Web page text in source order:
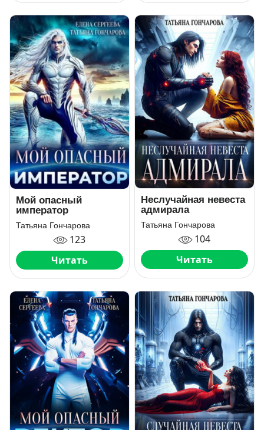
Мой опасный
император
Татьяна Гончарова
123
Читать
Неслучайная невеста
адмирала
Татьяна Гончарова
104
Читать